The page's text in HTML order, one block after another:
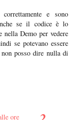
e sono
se il codice è lo
nella Demo per vedere
se potevano essere
posso dire nulla di
ore